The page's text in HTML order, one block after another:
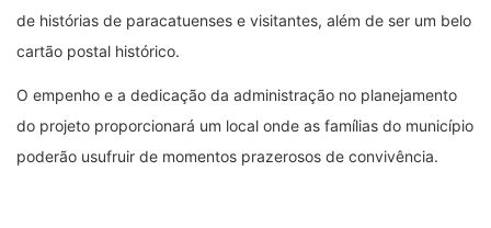
de histórias de paracatuenses e visitantes, além de ser um belo
cartão postal histórico.
O empenho e a dedicação da administração no planejamento
do projeto proporcionará um local onde as famílias do município
poderão usufruir de momentos prazerosos de convivência.